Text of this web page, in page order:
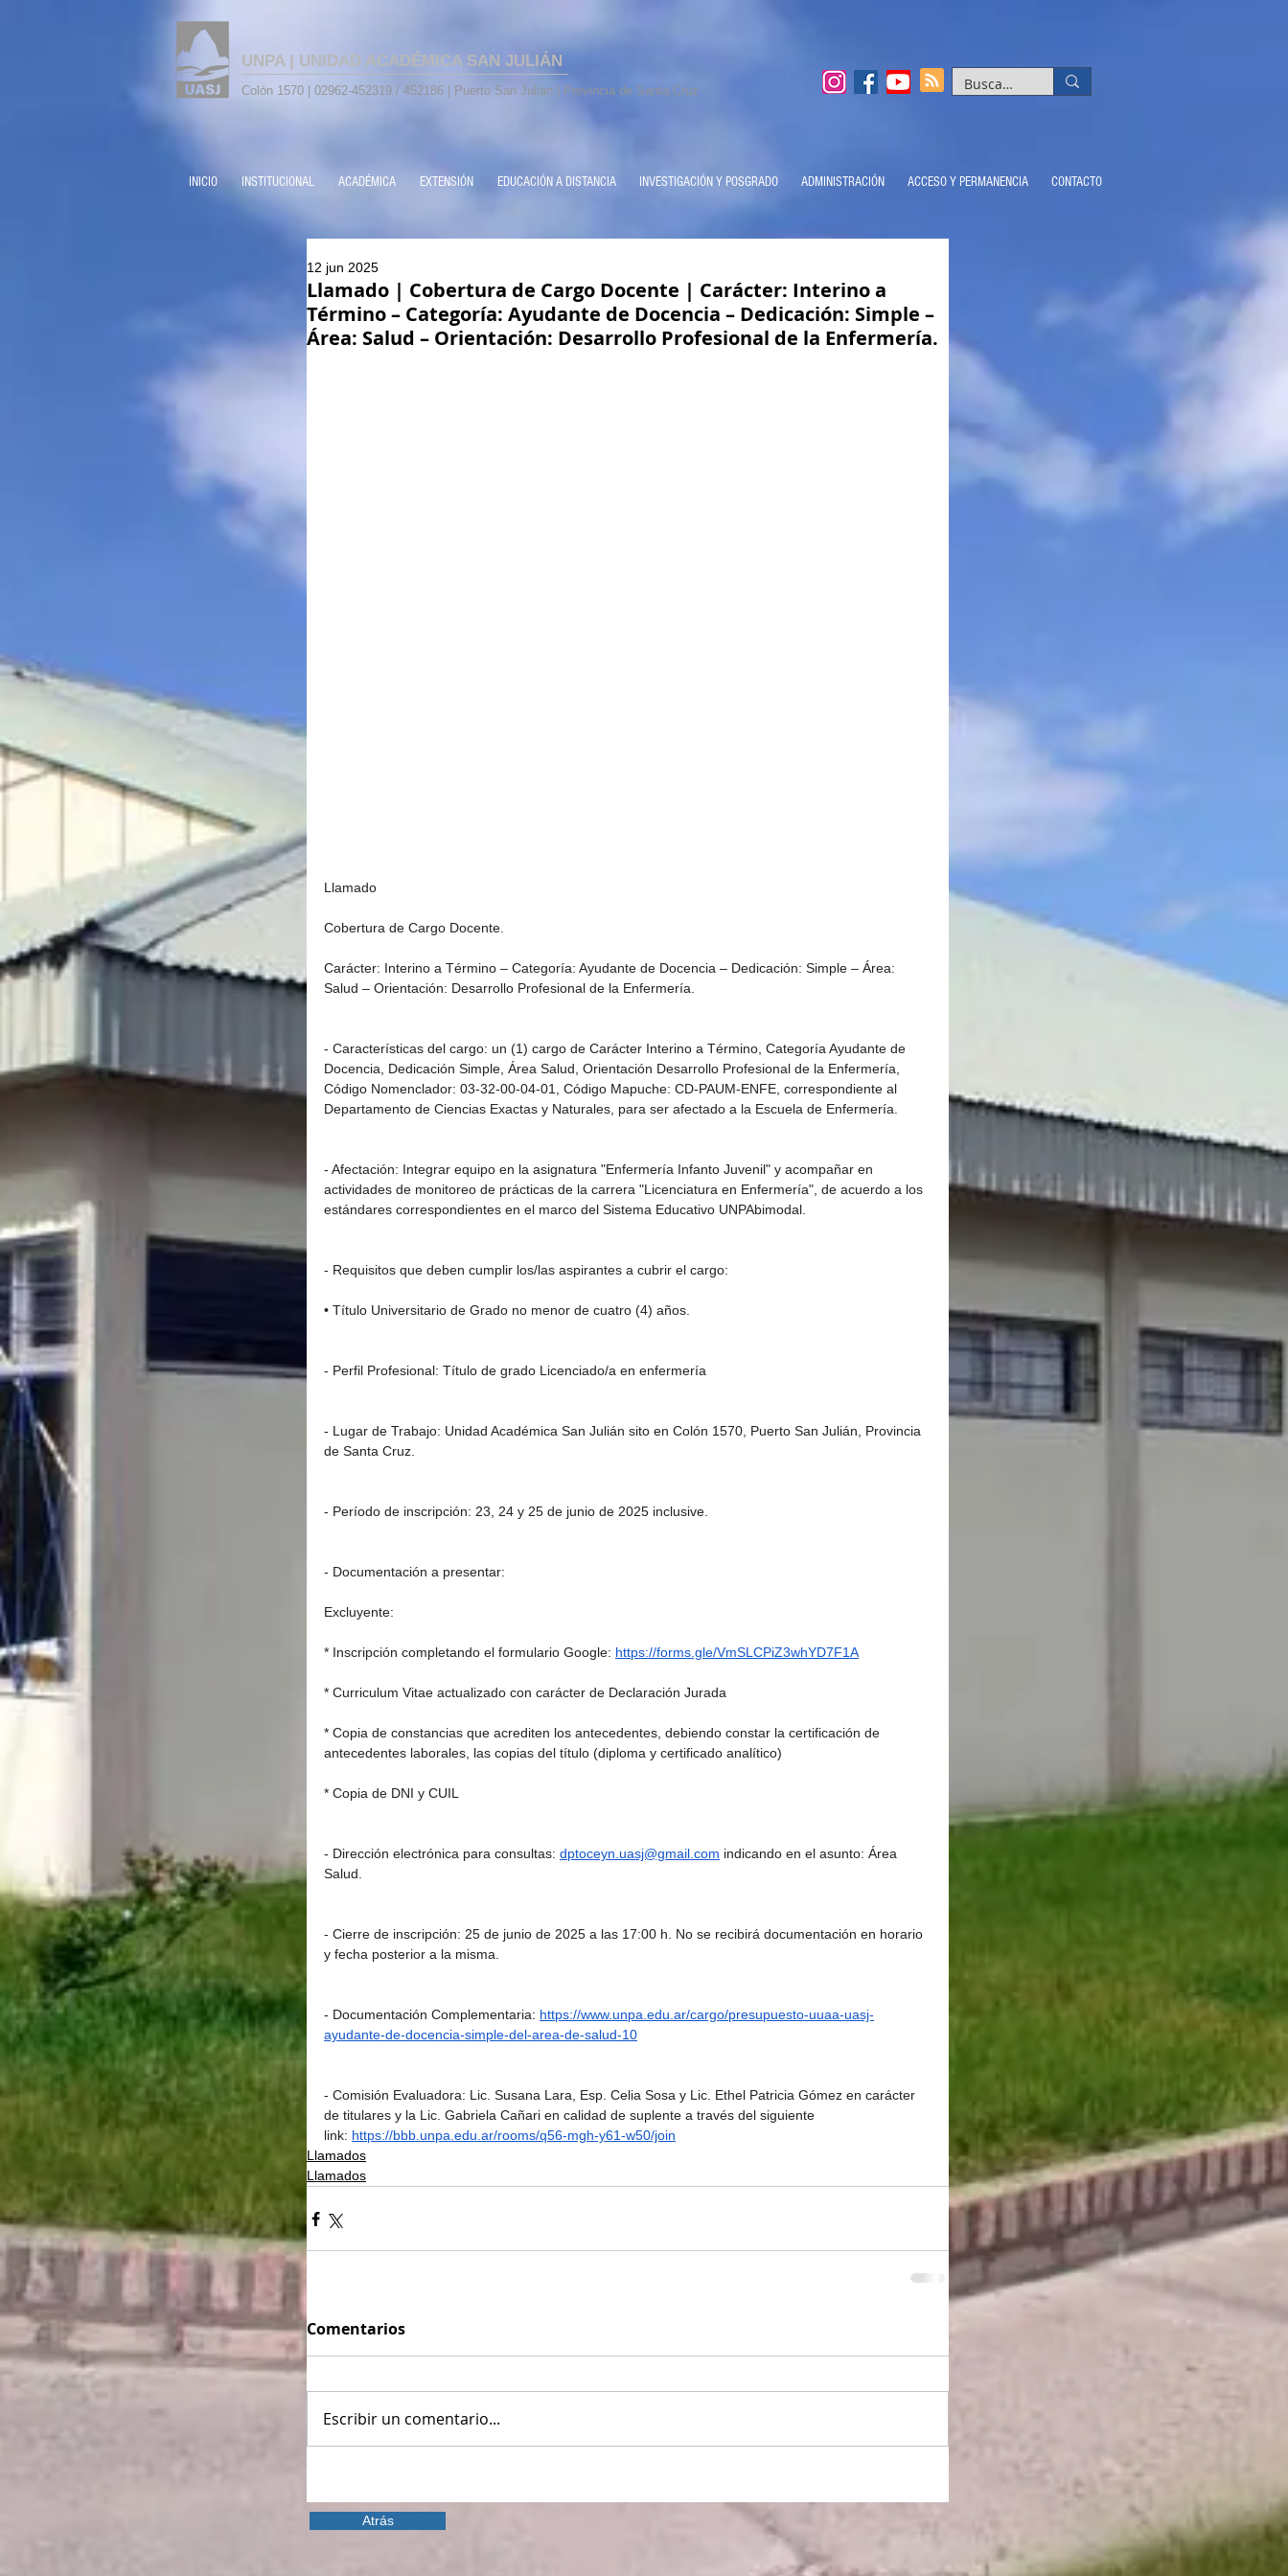
UNPA | UNIDAD ACADÉMICA SAN JULIÁN
Colón 1570 | 02962-452319 / 452186 | Puerto San Julián | Provincia de Santa Cruz
INICIO INSTITUCIONAL ACADÉMICA EXTENSIÓN EDUCACIÓN A DISTANCIA INVESTIGACIÓN Y POSGRADO ADMINISTRACIÓN ACCESO Y PERMANENCIA CONTACTO
Llamado | Cobertura de Cargo Docente | Carácter: Interino a
Término – Categoría: Ayudante de Docencia – Dedicación: Simple –
Área: Salud – Orientación: Desarrollo Profesional de la Enfermería.
12 jun 2025
Llamado
Cobertura de Cargo Docente.
Carácter: Interino a Término – Categoría: Ayudante de Docencia – Dedicación: Simple – Área:
Salud – Orientación: Desarrollo Profesional de la Enfermería.
- Características del cargo: un (1) cargo de Carácter Interino a Término, Categoría Ayudante de
Docencia, Dedicación Simple, Área Salud, Orientación Desarrollo Profesional de la Enfermería,
Código Nomenclador: 03-32-00-04-01, Código Mapuche: CD-PAUM-ENFE, correspondiente al
Departamento de Ciencias Exactas y Naturales, para ser afectado a la Escuela de Enfermería.
- Afectación: Integrar equipo en la asignatura "Enfermería Infanto Juvenil" y acompañar en
actividades de monitoreo de prácticas de la carrera "Licenciatura en Enfermería", de acuerdo a los
estándares correspondientes en el marco del Sistema Educativo UNPAbimodal.
- Requisitos que deben cumplir los/las aspirantes a cubrir el cargo:
• Título Universitario de Grado no menor de cuatro (4) años.
- Perfil Profesional: Título de grado Licenciado/a en enfermería
- Lugar de Trabajo: Unidad Académica San Julián sito en Colón 1570, Puerto San Julián, Provincia
de Santa Cruz.
- Período de inscripción: 23, 24 y 25 de junio de 2025 inclusive.
- Documentación a presentar:
Excluyente:
* Inscripción completando el formulario Google: https://forms.gle/VmSLCPiZ3whYD7F1A
* Curriculum Vitae actualizado con carácter de Declaración Jurada
* Copia de constancias que acrediten los antecedentes, debiendo constar la certificación de
antecedentes laborales, las copias del título (diploma y certificado analítico)
* Copia de DNI y CUIL
- Dirección electrónica para consultas: dptoceyn.uasj@gmail.com indicando en el asunto: Área
Salud.
- Cierre de inscripción: 25 de junio de 2025 a las 17:00 h. No se recibirá documentación en horario
y fecha posterior a la misma.
- Documentación Complementaria: https://www.unpa.edu.ar/cargo/presupuesto-uuaa-uasj-
ayudante-de-docencia-simple-del-area-de-salud-10
- Comisión Evaluadora: Lic. Susana Lara, Esp. Celia Sosa y Lic. Ethel Patricia Gómez en carácter
de titulares y la Lic. Gabriela Cañari en calidad de suplente a través del siguiente
link: https://bbb.unpa.edu.ar/rooms/q56-mgh-y61-w50/join
Llamados
Llamados
Comentarios
Escribir un comentario...
Atrás